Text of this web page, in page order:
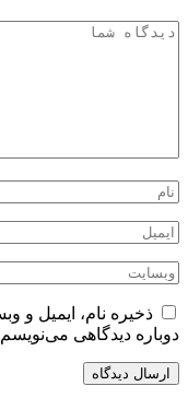
ذخیره نام، ایمیل و
دوباره دیدگاهی